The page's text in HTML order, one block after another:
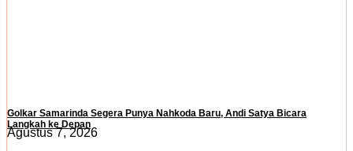
Golkar Samarinda Segera Punya Nahkoda Baru, Andi Satya Bicara
Langkah ke Depan
Agustus 7, 2026